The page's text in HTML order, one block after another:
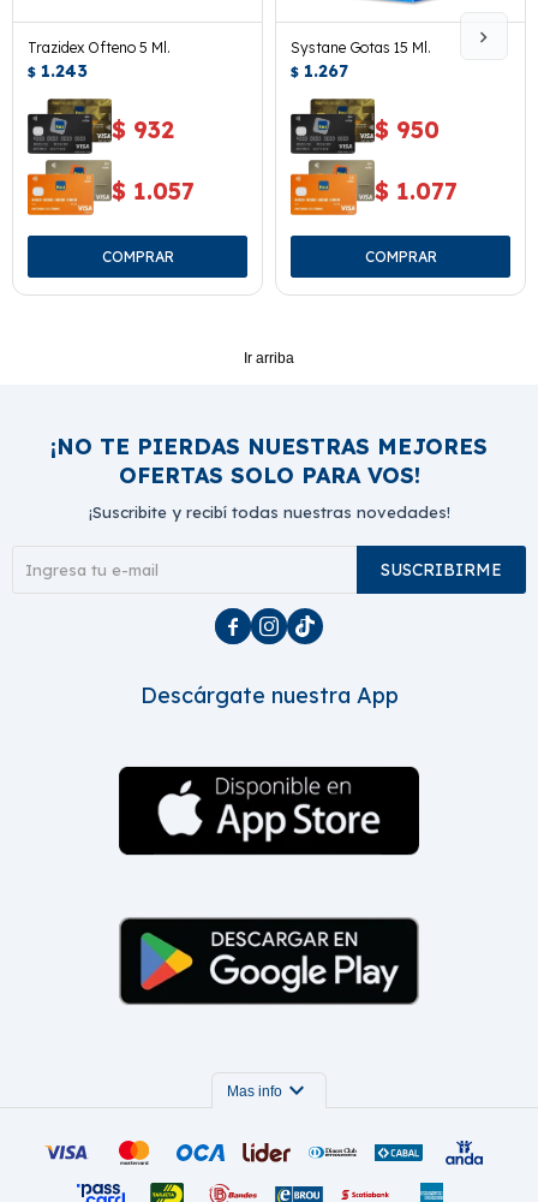
Trazidex Ofteno 5 Ml.
$ 1.243
$ 932
$ 1.057
Systane Gotas 15 Ml.
$ 1.267
$ 950
$ 1.077
Ir arriba
¡NO TE PIERDAS NUESTRAS MEJORES
OFERTAS SOLO PARA VOS!
¡Suscribite y recibí todas nuestras novedades!
SUSCRIBIRME
  
Descárgate nuestra App
Mas info expand_more